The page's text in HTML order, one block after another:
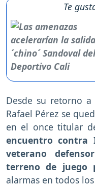
Te
Desde su retorno
Rafael Pérez se
en el once titular
encuentro contra
veterano
terreno de juego
alarmas en todos